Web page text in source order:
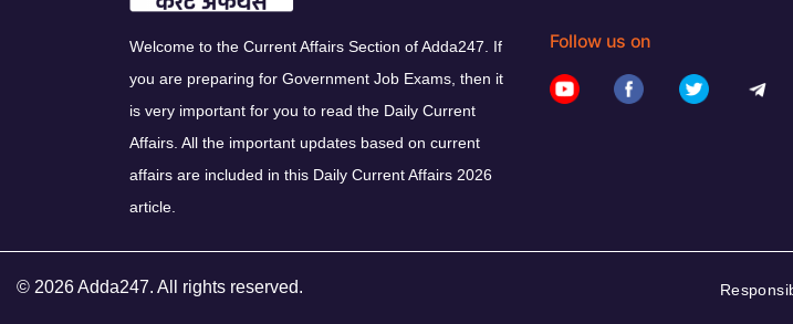
Welcome to the Current Affairs Section of Adda247. If
you are preparing for Government Job Exams, then it
is very important for you to read the Daily Current
Affairs. All the important updates based on current
affairs are included in this Daily Current Affairs 2026
article.
Follow us on
© 2026 Adda247. All rights reserved.